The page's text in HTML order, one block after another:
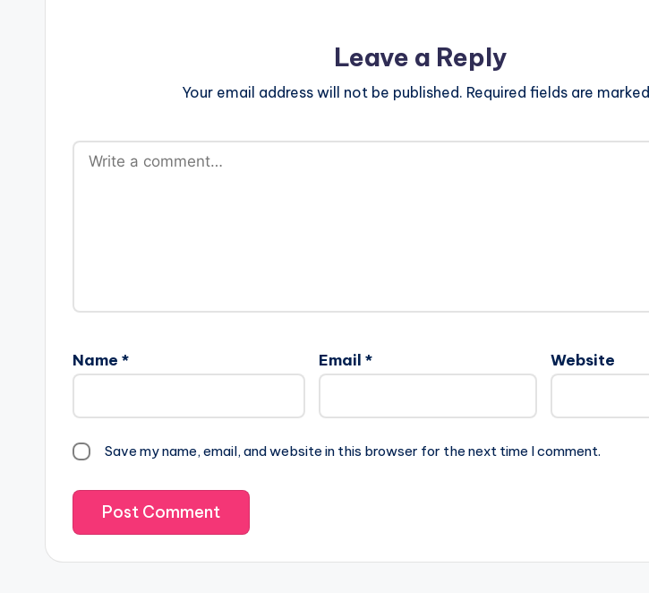
Leave a Reply
Your email address will not be published. Required fields are marked
Name * Email * Website
Save my name, email, and website in this browser for the next time I comment.